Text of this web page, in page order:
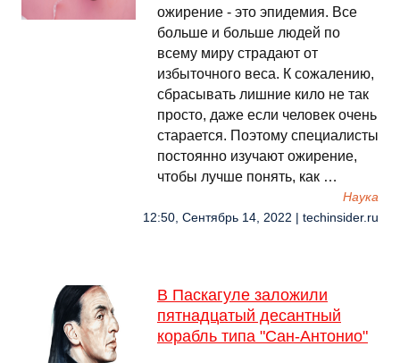
ожирение - это эпидемия. Все
больше и больше людей по
всему миру страдают от
избыточного веса. К сожалению,
сбрасывать лишние кило не так
просто, даже если человек очень
старается. Поэтому специалисты
постоянно изучают ожирение,
чтобы лучше понять, как …
Наука
12:50, Сентябрь 14, 2022 | techinsider.ru
В Паскагуле заложили
пятнадцатый десантный
корабль типа "Сан-Антонио"